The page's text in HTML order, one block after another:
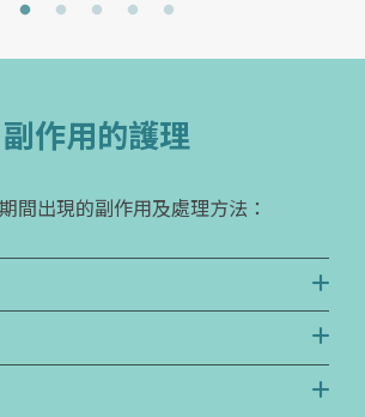
副作用的護理
間出現的副作用及處理方法：